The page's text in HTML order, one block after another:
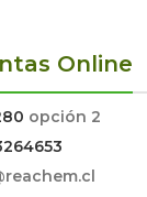
Online
opción 2